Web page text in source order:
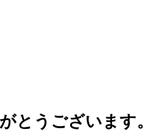
とうございます。